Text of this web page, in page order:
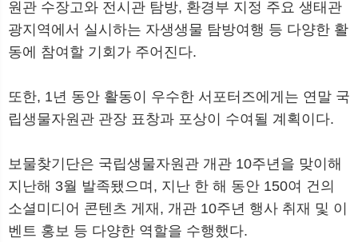
원관 수장고와 전시관 탐방, 환경부 지정 주요 생태관
광지역에서 실시하는 자생생물 탐방여행 등 다양한 활
동에 참여할 기회가 주어진다.
또한, 1년 동안 활동이 우수한 서포터즈에게는 연말 국
립생물자원관 관장 표창과 포상이 수여될 계획이다.
보물찾기단은 국립생물자원관 개관 10주년을 맞이해
지난해 3월 발족됐으며, 지난 한 해 동안 150여 건의
소셜미디어 콘텐츠 게재, 개관 10주년 행사 취재 및 이
벤트 홍보 등 다양한 역할을 수행했다.